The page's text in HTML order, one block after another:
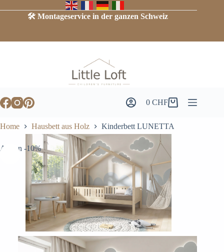
to
🛠️ Montageservice in der ganzen Schweiz
Warenkorb
0CHF
Home Hausbett aus Holz Kinderbett LUNETTA
Aktion -10%